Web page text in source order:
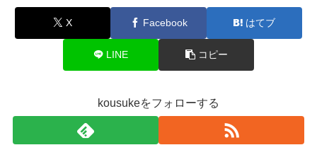
X Facebook はてブ
LINE コピー
kousukeをフォローする